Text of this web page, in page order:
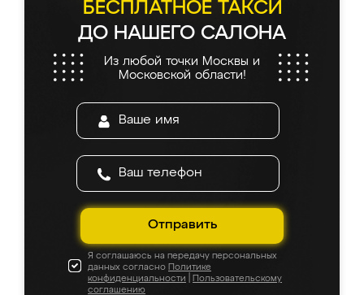
БЕСПЛАТНОЕ ТАКСИ
ДО НАШЕГО САЛОНА
Из любой точки Москвы и
Московской области!
Отправить
Я соглашаюсь на передачу персональных
данных согласно Политике
конфиденциальности
Пользовательскому
соглашению